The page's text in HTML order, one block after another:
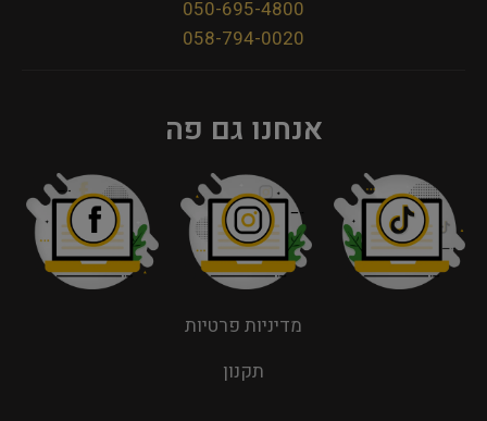
050-695-4800
058-794-0020
אנחנו גם פה
מדיניות פרטיות
תקנון